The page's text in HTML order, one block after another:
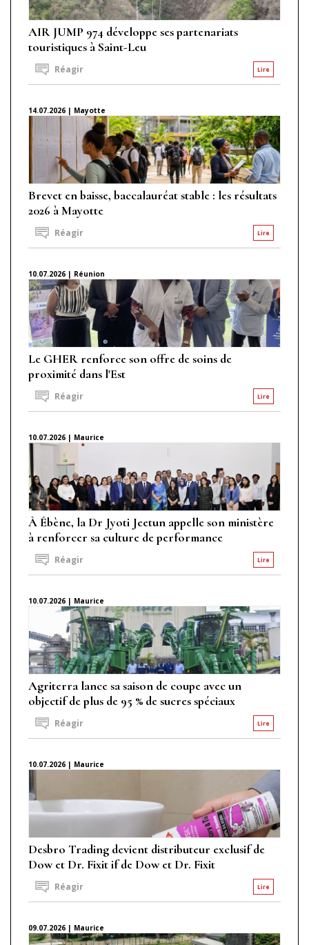
AIR JUMP 974 développe ses partenariats
touristiques à Saint-Leu
Lire
Réagir
14.07.2026 | Mayotte
Brevet en baisse, baccalauréat stable : les résultats
2026 à Mayotte
Lire
Réagir
10.07.2026 | Réunion
Le GHER renforce son offre de soins de
proximité dans l'Est
Lire
Réagir
10.07.2026 | Maurice
À Ébène, la Dr Jyoti Jeetun appelle son ministère
à renforcer sa culture de performance
Lire
Réagir
10.07.2026 | Maurice
Agriterra lance sa saison de coupe avec un
objectif de plus de 95 % de sucres spéciaux
Lire
Réagir
10.07.2026 | Maurice
Desbro Trading devient distributeur exclusif de
Dow et Dr. Fixit if de Dow et Dr. Fixit
Lire
Réagir
09.07.2026 | Maurice